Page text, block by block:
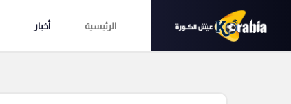
الرئيسية أخبار